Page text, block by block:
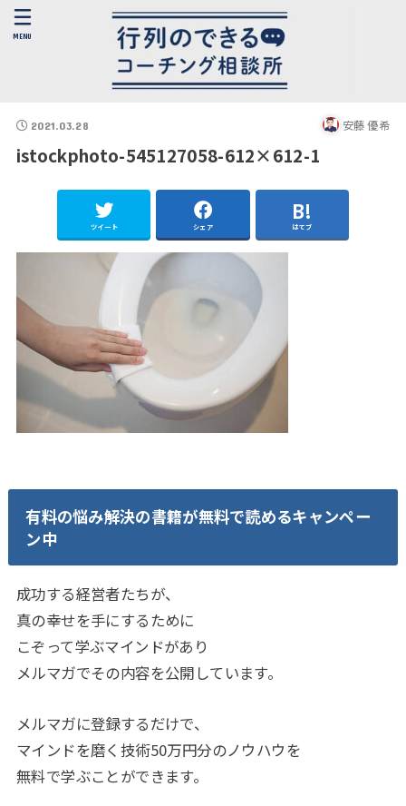
MENU
2021.03.28 安藤 優希
istockphoto-545127058-612×612-1
ツイート シェア はてブ
有料の悩み解決の書籍が無料で読めるキャンペー
ン中
成功する経営者たちが、
真の幸せを手にするために
こぞって学ぶマインドがあり
メルマガでその内容を公開しています。
メルマガに登録するだけで、
マインドを磨く技術50万円分のノウハウを
無料で学ぶことができます。